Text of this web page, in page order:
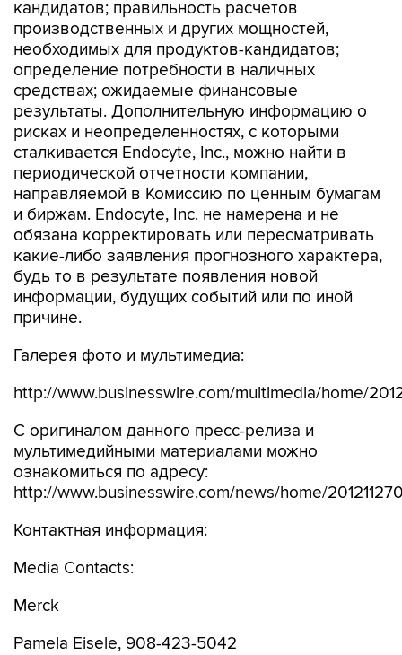
кандидатов; правильность расчетов
производственных и других мощностей,
необходимых для продуктов-кандидатов;
определение потребности в наличных
средствах; ожидаемые финансовые
результаты. Дополнительную информацию о
рисках и неопределенностях, с которыми
сталкивается Endocyte, Inc., можно найти в
периодической отчетности компании,
направляемой в Комиссию по ценным бумагам
и биржам. Endocyte, Inc. не намерена и не
обязана корректировать или пересматривать
какие-либо заявления прогнозного характера,
будь то в результате появления новой
информации, будущих событий или по иной
причине.
Галерея фото и мультимедиа:
http://www.businesswire.com/multimedia/home/
С оригиналом данного пресс-релиза и
мультимедийными материалами можно
ознакомиться по адресу:
http://www.businesswire.com/news/home/
Контактная информация:
Media Contacts:
Merck
Pamela Eisele, 908-423-5042